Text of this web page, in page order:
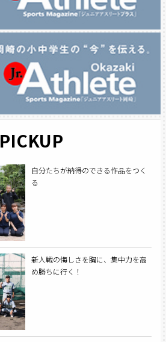
PICKUP
自分たちが納得のできる作品をつく
る
新人戦の悔しさを胸に、集中力を高
め勝ちに行く！